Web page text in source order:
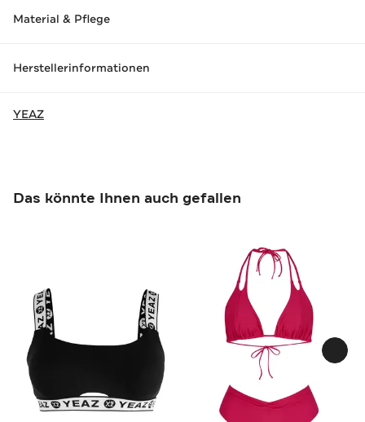
Material & Pflege
Herstellerinformationen
YEAZ
Das könnte Ihnen auch gefallen